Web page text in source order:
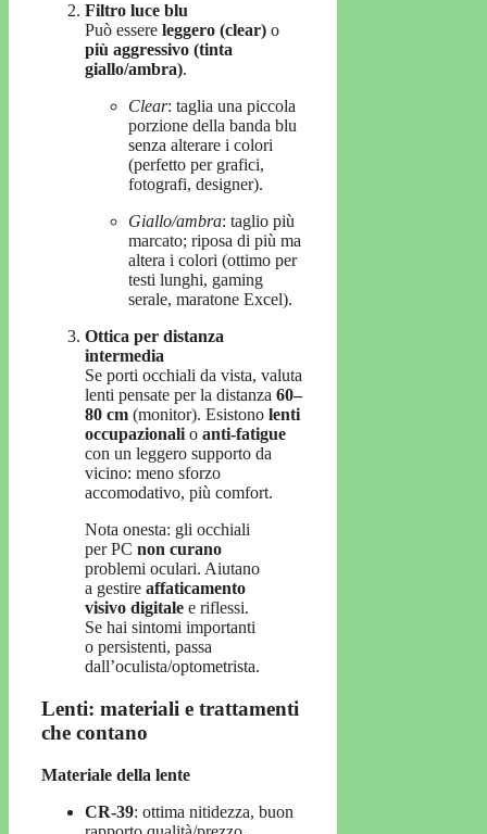
Filtro luce blu
Può essere leggero (clear) o
più aggressivo (tinta
giallo/ambra).
Clear: taglia una piccola
porzione della banda blu
senza alterare i colori
(perfetto per grafici,
fotografi, designer).
Giallo/ambra: taglio più
marcato; riposa di più ma
altera i colori (ottimo per
testi lunghi, gaming
serale, maratone Excel).
Ottica per distanza
intermedia
Se porti occhiali da vista, valuta
lenti pensate per la distanza 60–
80 cm (monitor). Esistono lenti
occupazionali o anti-fatigue
con un leggero supporto da
vicino: meno sforzo
accomodativo, più comfort.
Nota onesta: gli occhiali
per PC non curano
problemi oculari. Aiutano
a gestire affaticamento
visivo digitale e riflessi.
Se hai sintomi importanti
o persistenti, passa
dall’oculista/optometrista.
Lenti: materiali e trattamenti
che contano
Materiale della lente
CR-39: ottima nitidezza, buon